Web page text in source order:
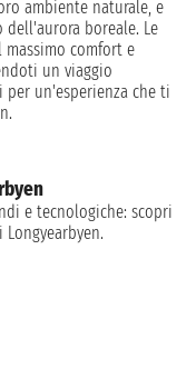
ambiente naturale, e
boreale. Le
comfort e
un viaggio
un'esperienza che ti
e tecnologiche: scopri